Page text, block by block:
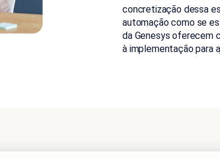
concretização dessa
automação como se
da Genesys oferecem
à implementação para